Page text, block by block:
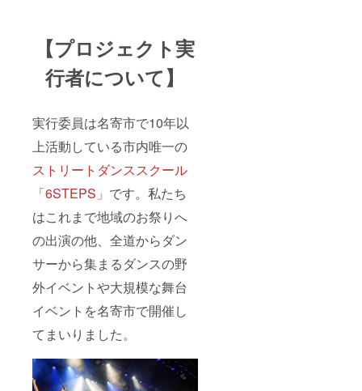
【プロジェクト実
行者について】
実行委員は名寄市で10年以
上活動している市内唯一の
ストリートダンススクール
「6STEPS」 です。私たち
はこれまで地域のお祭りへ
の出演の他、全道からダン
サーから集まるダンスの野
外イベントや大規模な舞台
イベントを名寄市で開催し
てまいりました。